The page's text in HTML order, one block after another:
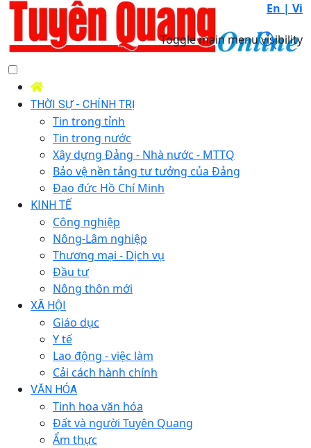
En | Vi
Toggle main menu visibility
THỜI SỰ - CHÍNH TRỊ
Tin trong tỉnh
Tin trong nước
Xây dựng Đảng - Nhà nước - MTTQ
Bảo vệ nền tảng tư tưởng của Đảng
Đạo đức Hồ Chí Minh
KINH TẾ
Công nghiệp
Nông-Lâm nghiệp
Thương mại - Dịch vụ
Đầu tư
Nông thôn mới
XÃ HỘI
Giáo dục
Y tế
Lao động - việc làm
Cải cách hành chính
VĂN HÓA
Tinh hoa văn hóa
Đất và người Tuyên Quang
Ẩm thực